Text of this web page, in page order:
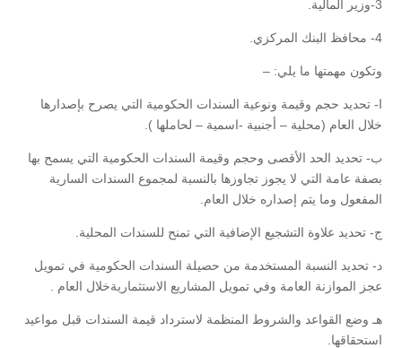
3-وزير المالية.
4- محافظ البنك المركزي.
وتكون مهمتها ما يلي: –
ا- تحديد حجم وقيمة ونوعية السندات الحكومية التي يصرح بإصدارها
خلال العام (محلية – أجنبية -اسمية – لحاملها ).
ب- تحديد الحد الأقصى وحجم وقيمة السندات الحكومية التي يسمح بها
بصفة عامة التي لا يجوز تجاوزها بالنسبة لمجموع السندات السارية
المفعول وما يتم إصداره خلال العام.
ج- تحديد علاوة التشجيع الإضافية التي تمنح للسندات المحلية.
د- تحديد النسبة المستخدمة من حصيلة السندات الحكومية في تمويل
عجز الموازنة العامة وفي تمويل المشاريع الاستثماريةخلال العام .
هـ وضع القواعد والشروط المنظمة لاسترداد قيمة السندات قبل مواعيد
استحقاقها.